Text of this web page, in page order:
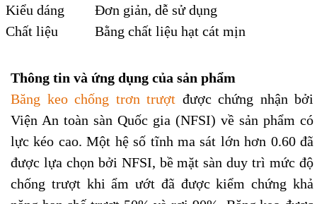
Kiểu dáng
Đơn giản, dễ sử dụng
Chất liệu
Bằng chất liệu hạt cát mịn
Thông tin và ứng dụng của sản phẩm
Băng keo chống trơn trượt được chứng nhận bởi
Viện An toàn sàn Quốc gia (NFSI) về sản phẩm có
lực kéo cao. Một hệ số tĩnh ma sát lớn hơn 0.60 đã
được lựa chọn bởi NFSI, bề mặt sàn duy trì mức độ
chống trượt khi ẩm ướt đã được kiểm chứng khả